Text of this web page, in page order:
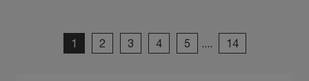
1 2 3 4 5 .... 14